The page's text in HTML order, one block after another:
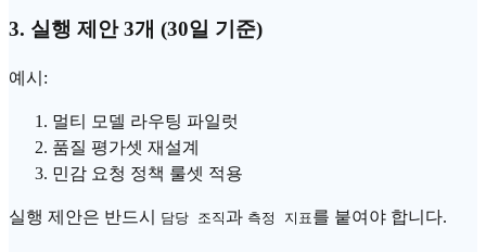
3. 실행 제안 3개 (30일 기준)
예시:
멀티 모델 라우팅 파일럿
품질 평가셋 재설계
민감 요청 정책 룰셋 적용
실행 제안은 반드시 담당 조직 과 측정 지표를 붙여야 합니다.